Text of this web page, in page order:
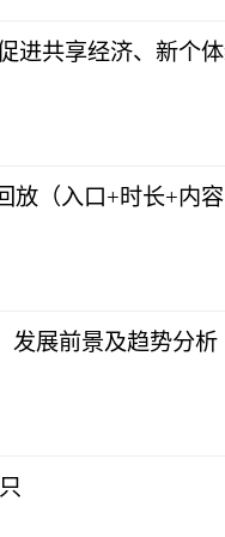
进共享经济、新个
放（入口+时长+内容
发展前景及趋势分析